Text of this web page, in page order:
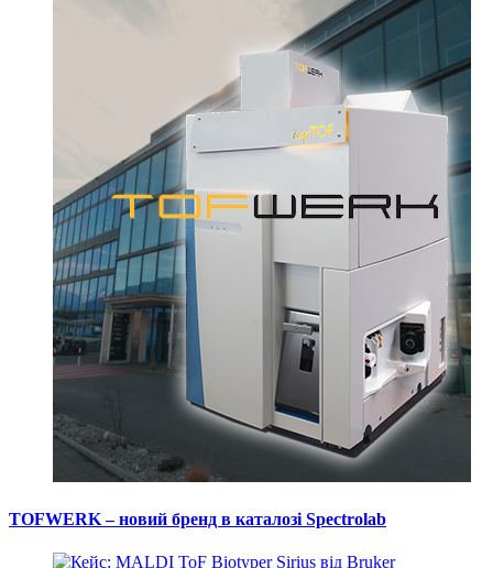
TOFWERK – новий бренд в каталозі Spectrolab